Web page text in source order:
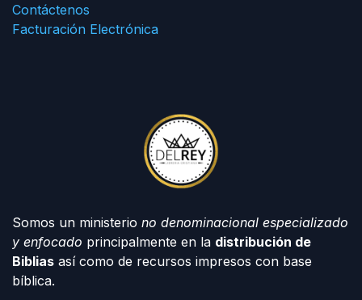
Contáctenos
Facturación Electrónica
Somos un ministerio no denominacional especializado
y enfocado principalmente en la distribución de
Biblias así como de recursos impresos con base
bíblica.